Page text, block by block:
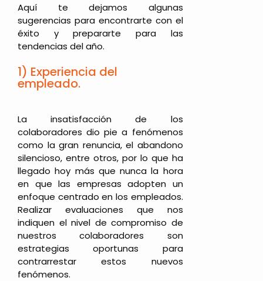
Aquí te dejamos algunas
sugerencias para encontrarte con el
éxito y prepararte para las
tendencias del año.
1) Experiencia del
empleado.
La insatisfacción de los
colaboradores dio pie a fenómenos
como la gran renuncia, el abandono
silencioso, entre otros, por lo que ha
llegado hoy más que nunca la hora
en que las empresas adopten un
enfoque centrado en los empleados.
Realizar evaluaciones que nos
indiquen el nivel de compromiso de
nuestros colaboradores son
estrategias oportunas para
contrarrestar estos nuevos
fenómenos.